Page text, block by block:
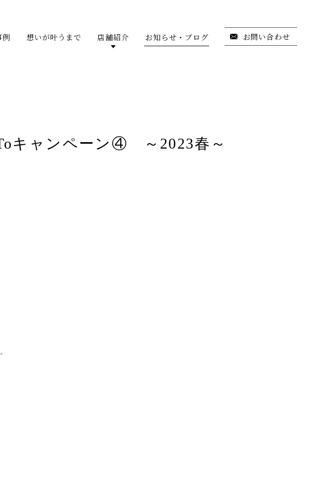
例 想いが叶うまで 店舗紹介 お知らせ・ブログ お問い合わせ
キャンペーン④ ～2023春～